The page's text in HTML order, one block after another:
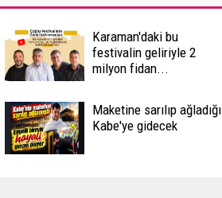
Karaman'daki bu
festivalin geliriyle 2
milyon fidan...
Maketine sarılıp ağladığı
Kabe'ye gidecek